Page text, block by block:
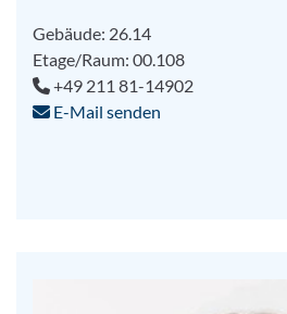
Gebäude: 26.14
Etage/Raum: 00.108
+49 211 81-14902
E-Mail senden